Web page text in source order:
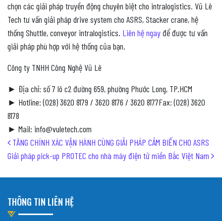
chọn các giải pháp truyền động chuyên biệt cho intralogistics. Vũ Lê
Tech tư vấn giải pháp drive system cho ASRS, Stacker crane, hệ
thống Shuttle, conveyor intralogistics. Liên hệ ngay để được tư vấn
giải pháp phù hợp với hệ thống của bạn.
Công ty TNHH Công Nghệ Vũ Lê
► Địa chỉ: số 7 lô c2 đường 659, phường Phước Long, TP.HCM
► Hotline: (028) 3620 8179 / 3620 8176 / 3620 8177Fax: (028) 3620
8178
► Mail: info@vuletech.com
Post navigation
TĂNG CHÍNH XÁC VẬN HÀNH CÙNG GIẢI PHÁP CẢM BIẾN CHO ASRS
Giải pháp pick-up PROTEC cho nhà máy điện tử miền Bắc Việt Nam
THÔNG TIN LIÊN HỆ